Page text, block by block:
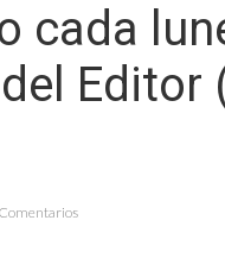
cada
Editor